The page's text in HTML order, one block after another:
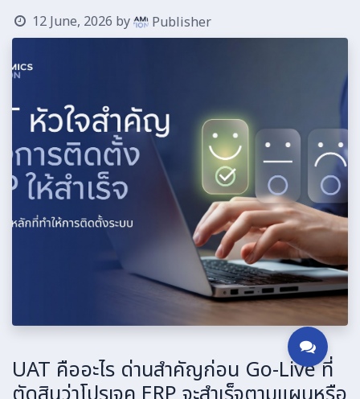
12 June, 2026 by Publisher
UAT คืออะไร ด่านสำคัญก่อน Go-Live ที่